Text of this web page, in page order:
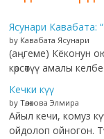
Ясунари Кавабата:
by Кавабата Ясунари
(аңгеме) Кёконун
көрсөтүү амалы
Кечки күү
by Төлөкова Элмира
Айыл кечи, комуз
ойдолоп ойногон.